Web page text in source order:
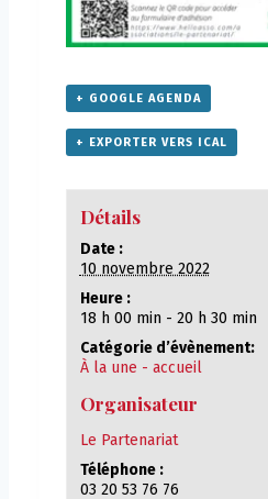
+ GOOGLE AGENDA
+ EXPORTER VERS ICAL
Détails
Date :
10 novembre 2022
Heure :
18 h 00 min - 20 h 30 min
Catégorie d’évènement:
À la une - accueil
Organisateur
Le Partenariat
Téléphone :
03 20 53 76 76